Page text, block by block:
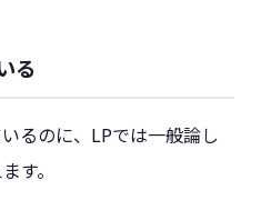
る
るのに、LPでは一般論し
す。